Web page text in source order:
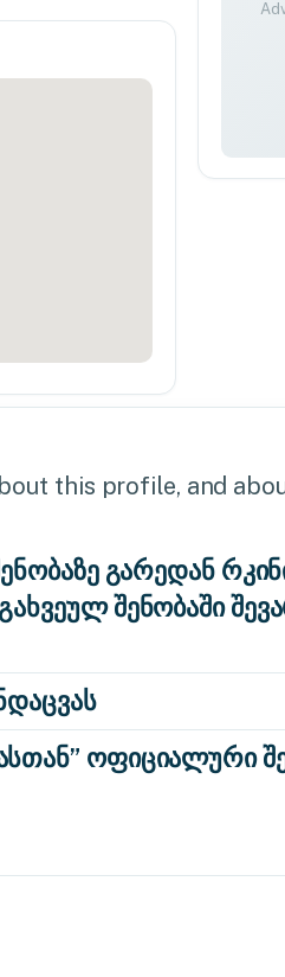
this profile, and
გარედან
შენობაში
ოფიციალური